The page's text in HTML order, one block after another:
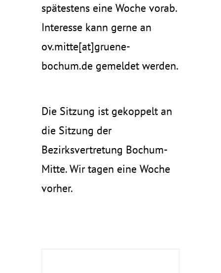
spätestens eine Woche vorab.
Interesse kann gerne an
ov.mitte[at]gruene-
bochum.de gemeldet werden.
Die Sitzung ist gekoppelt an
die Sitzung der
Bezirksvertretung Bochum-
Mitte. Wir tagen eine Woche
vorher.